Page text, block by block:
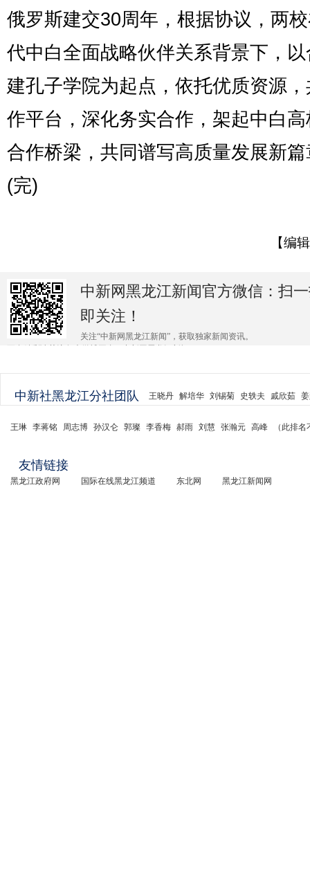
俄罗斯建交30周年，根据协议，两
代中白全面战略伙伴关系背景下，
建孔子学院为起点，依托优质资源
作平台，深化务实合作，架起中白
合作桥梁，共同谱写高质量发展新
(完)
【编
中新网黑龙江新闻官方微信：扫
即关注！
关注“中新网黑龙江新闻”，获取独家新闻资讯。
中新社黑龙江分社团队 王晓丹 解培华 刘锡菊 史轶夫 戚欣茹
王琳 李蒋铭 周志博 孙汉仑 郭璨 李香梅 郝雨 刘慧 张瀚元 高峰 （此排
友情链接
黑龙江政府网 国际在线黑龙江频道 东北网 黑龙江新闻网